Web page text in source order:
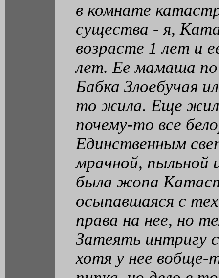
в комнате
существа - я,
возрасте 1 лет и
лет. Ее мамаша
Бабка Злоебучая
то жила. Еще
почему-то все
Единственным
мрачной, пыльной
была жопа
осыпавшаяся с
права на нее, но
Затеять интригу
хотя у нее вобще-